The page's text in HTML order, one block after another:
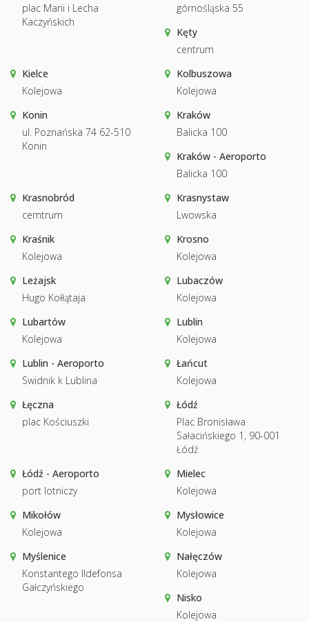
plac Marii i Lecha
Kaczyńskich
górnośląska 55
Kęty
centrum
Kielce
Kolejowa
Kolbuszowa
Kolejowa
Konin
ul. Poznańska 74 62-510
Konin
Kraków
Balicka 100
Kraków - Aeroporto
Balicka 100
Krasnobród
cemtrum
Krasnystaw
Lwowska
Kraśnik
Kolejowa
Krosno
Kolejowa
Leżajsk
Hugo Kołłątaja
Lubaczów
Kolejowa
Lubartów
Kolejowa
Lublin
Kolejowa
Lublin - Aeroporto
Swidnik k Lublina
Łańcut
Kolejowa
Łęczna
plac Kościuszki
Łódź
Plac Bronisława
Sałacińskiego 1, 90-001
Łódź
Łódź - Aeroporto
port lotniczy
Mielec
Kolejowa
Mikołów
Kolejowa
Mysłowice
Kolejowa
Myślenice
Konstantego Ildefonsa
Gałczyńskiego
Nałęczów
Kolejowa
Nisko
Kolejowa